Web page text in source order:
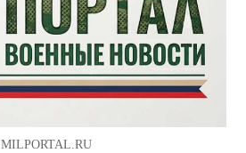
MILPORTAL.RU